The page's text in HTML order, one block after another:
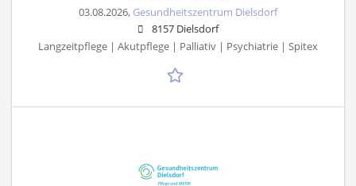
03.08.2026, Gesundheitszentrum Dielsdorf
8157 Dielsdorf
Langzeitpflege | Akutpflege | Palliativ | Psychiatrie | Spitex